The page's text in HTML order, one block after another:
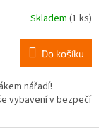
Skladem (1 ks)
Do košíku
nářadí!
vybavení v bezpečí